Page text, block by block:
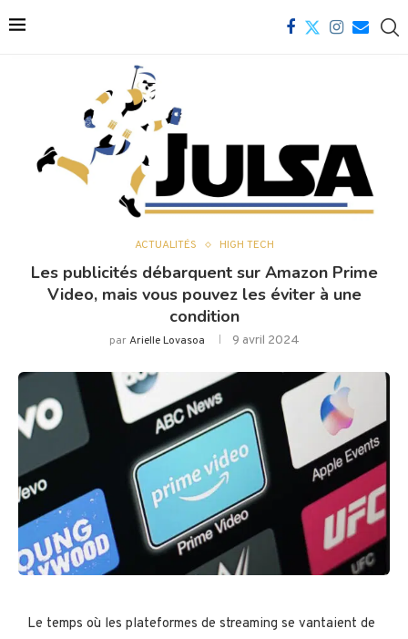
ACTUALITÉS HIGH TECH
Les publicités débarquent sur Amazon Prime
Video, mais vous pouvez les éviter à une
condition
parArielle Lovasoa 9 avril 2024
Le temps où les plateformes de streaming se vantaient de